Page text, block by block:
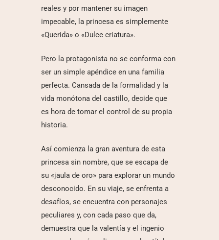
reales y por mantener su imagen
impecable, la princesa es simplemente
«Querida» o «Dulce criatura».
Pero la protagonista no se conforma con
ser un simple apéndice en una familia
perfecta. Cansada de la formalidad y la
vida monótona del castillo, decide que
es hora de tomar el control de su propia
historia.
Así comienza la gran aventura de esta
princesa sin nombre, que se escapa de
su «jaula de oro» para explorar un mundo
desconocido. En su viaje, se enfrenta a
desafíos, se encuentra con personajes
peculiares y, con cada paso que da,
demuestra que la valentía y el ingenio